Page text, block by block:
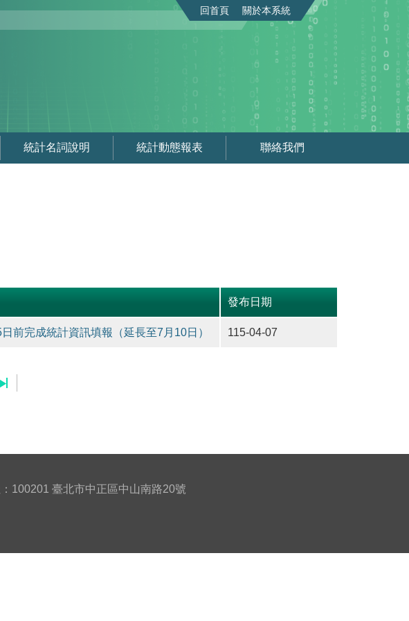
回首頁 關於本系統
統計名詞說明 統計動態報表 聯絡我們
發布日期
前完成統計資訊填報（延長至7月10日） 115-04-07
100201 臺北市中正區中山南路20號